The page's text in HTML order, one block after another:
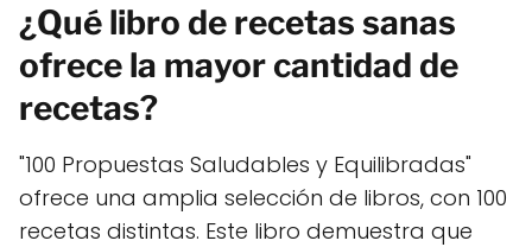
¿Qué libro de recetas sanas
ofrece la mayor cantidad de
recetas?
"100 Propuestas Saludables y Equilibradas"
ofrece una amplia selección de libros, con 100
recetas distintas. Este libro demuestra que